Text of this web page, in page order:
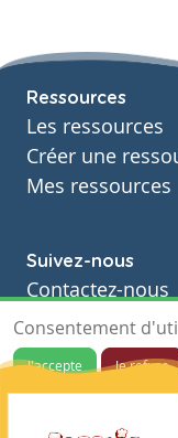
Ressources
Les ressources
Créer une
Mes ressources
Suivez-nous
Contactez-nous
Soutien
Notre page
S'inscrire à
Consentement
J'accepte
Je refuse
Notre site sauvegarde
de vous garantir de